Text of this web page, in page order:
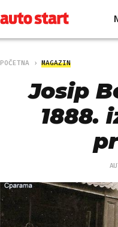
POČETNA MAGAZIN
Josip
1888.